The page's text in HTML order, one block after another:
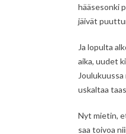
hääsesonki
jäivät
Ja lopulta
aika, uudet
uskaltaa
Nyt mietin,
saa toivoa